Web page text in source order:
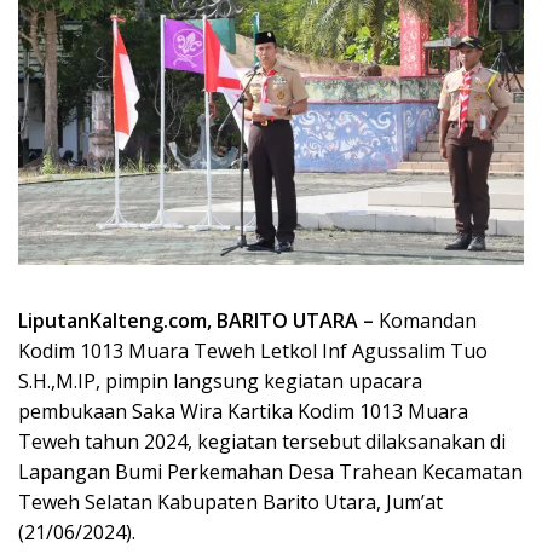
LiputanKalteng.com, BARITO UTARA – Komandan
Kodim 1013 Muara Teweh Letkol Inf Agussalim Tuo
S.H.,M.IP, pimpin langsung kegiatan upacara
pembukaan Saka Wira Kartika Kodim 1013 Muara
Teweh tahun 2024, kegiatan tersebut dilaksanakan di
Lapangan Bumi Perkemahan Desa Trahean Kecamatan
Teweh Selatan Kabupaten Barito Utara, Jum’at
(21/06/2024).